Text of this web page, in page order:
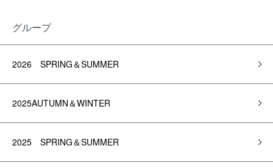
グループ
2026 SPRING＆SUMMER
2025AUTUMN＆WINTER
2025 SPRING＆SUMMER